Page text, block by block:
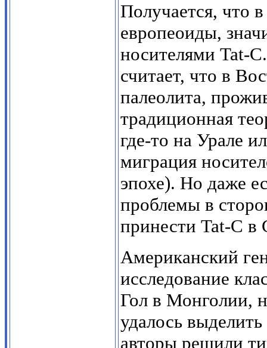
Получается, что
европеоиды,
носителями Tat-
считает, что в
палеолита,
традиционная
где-то на Урале
миграция
эпохе). Но даже
проблемы в
принести Tat-C в
Американский
исследование
Гол в Монголии,
удалось
авторы решили